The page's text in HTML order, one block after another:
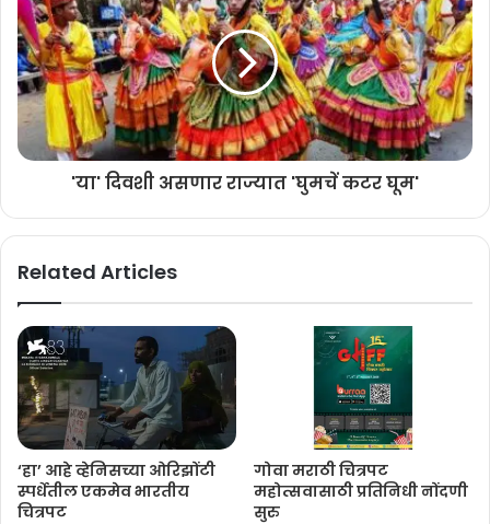
यांनी सादर केलेल्या या महान रचना. चित्रपटाचे संगीत अनिरुद्ध रविचंदर यांनी
दिले असून छायांकन आर रथनावेलू यांचे आहे.
'या' दिवशी असणार राज्यात 'घुमचें कटर घूम'
Related Articles
‘हा’ आहे ​व्हेनिसच्या ओरिझोंटी
स्पर्धेतील एकमेव भारतीय
चित्रपट
गोवा मराठी चित्रपट
महोत्सवासाठी प्रतिनिधी नोंदणी
सुरु